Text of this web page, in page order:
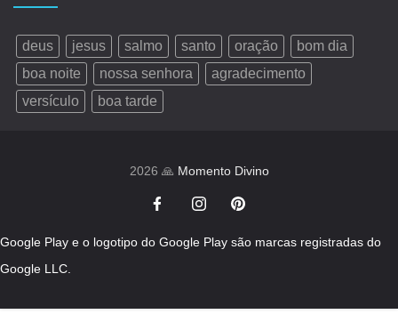
deus jesus salmo santo oração
bom dia
boa noite
nossa senhora
agradecimento
versículo
boa tarde
2026 🙏 Momento Divino
Google Play e o logotipo do Google Play são marcas registradas do
Google LLC.